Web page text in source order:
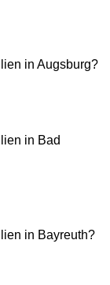
in Augsburg?
in Bad
in Bayreuth?